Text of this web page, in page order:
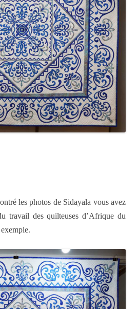
les photos de Sidayala vous avez
travail des quilteuses d’Afrique du